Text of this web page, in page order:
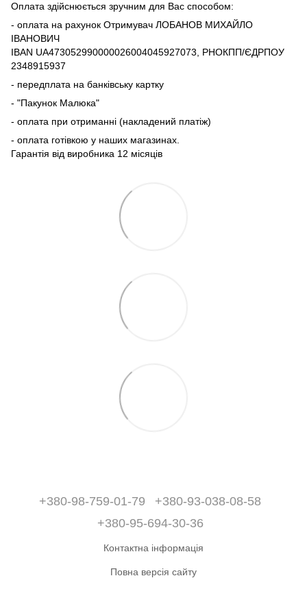
Оплата здійснюється зручним для Вас способом:
- оплата на рахунок Отримувач ЛОБАНОВ МИХАЙЛО
ІВАНОВИЧ
IBAN UA473052990000026004045927073, РНОКПП/ЄДРПОУ
2348915937
- передплата на банківську картку
- "Пакунок Малюка"
- оплата при отриманні (накладений платіж)
- оплата готівкою у наших магазинах.
Гарантія від виробника 12 місяців
+380-98-759-01-79
+380-93-038-08-58
+380-95-694-30-36
Контактна інформація
Повна версія сайту